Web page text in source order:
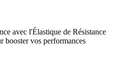
avec l'Élastique de Résistance
vos performances